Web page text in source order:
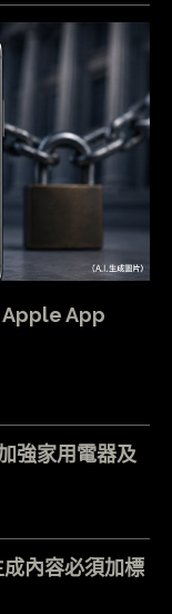
Apple App
強家用電器及
內容必須加標